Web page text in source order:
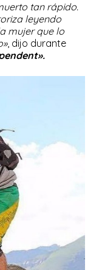
tan rápido.
leyendo
mujer que lo
, dijo durante